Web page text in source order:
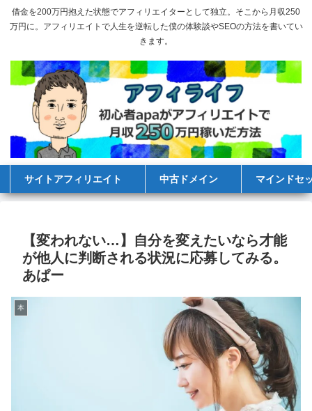
借金を200万円抱えた状態でアフィリエイターとして独立。そこから月収250
万円に。アフィリエイトで人生を逆転した僕の体験談やSEOの方法を書いてい
きます。
サイトアフィリエイト 中古ドメイン マインドセ
【変われない…】自分を変えたいなら才能
が他人に判断される状況に応募してみる。
あぱー
本